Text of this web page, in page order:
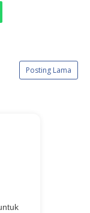
Posting Lama